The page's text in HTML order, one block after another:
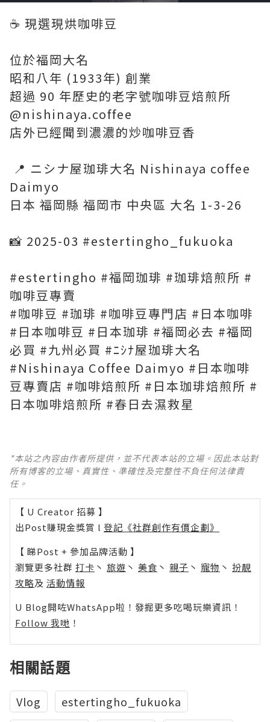
☕️ 現選現烘咖啡豆
位於福岡大名
昭和八年 (1933年) 創業
超過 90 年歷史的老字號咖啡豆焙煎所
@nishinaya.coffee
店外已經聞到濃濃的炒咖啡豆香
​ 📍 ニシナ屋珈琲大名 Nishinaya coffee
Daimyo
日本 福岡縣 福岡市 中央區 大名 1-3-26
📸 2025-03 #estertingho_fukuoka
#estertingho #福岡珈琲 #珈琲焙煎所 #
咖啡豆專賣
#咖啡豆 #珈琲 #咖啡豆專門店 #日本咖啡
#日本咖啡豆 #日本珈琲 #福岡必去 #福岡
必買 #九州必買 #ﾆｼﾅ屋珈琲大名
#Nishinaya Coffee Daimyo #日本咖啡
豆專賣店 #咖啡焙煎所 #日本珈琲焙煎所 #
*本站之內容由作者所提供，並不代表本站的立場。因此本站對
所有博客的立場、真實性、準確性及完整性不負任何法律責
任。
【 U Creator 招募 】
出Post賺現金獎賞 l 登記《社群創作有價企劃》
【 睇Post + 參加品牌活動 】
瀏覽更多社群 打卡 丶 旅遊 丶 美食 丶 親子 丶 寵物 丶 扮靚
攻略及 活動情報
U Blog開咗WhatsApp啦！發掘更多吃喝玩樂資訊！
Follow 我哋 ！
相關話題
Vlog
estertingho_fukuoka